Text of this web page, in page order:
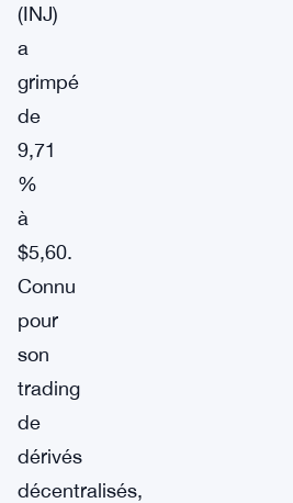
(INJ)
a
grimpé
de
9,71
%
à
$5,60.
Connu
pour
son
trading
de
dérivés
décentralisés,